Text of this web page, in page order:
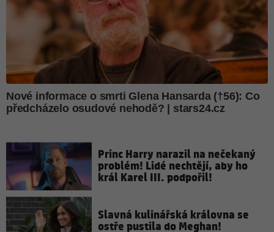
Princ Harry narazil na nečekaný
problém! Lidé nechtějí, aby ho
král Karel III. podpořil!
Slavná kulinářská královna se
ostře pustila do Meghan!